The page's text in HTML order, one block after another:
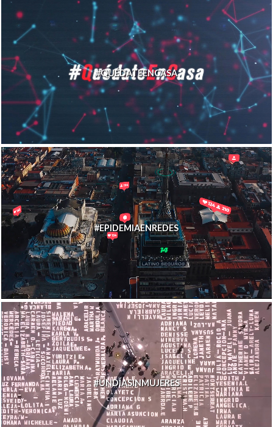
#QUÉDATEENCASA
#EPIDEMIAENREDES
#UNDÍASINMUJERES